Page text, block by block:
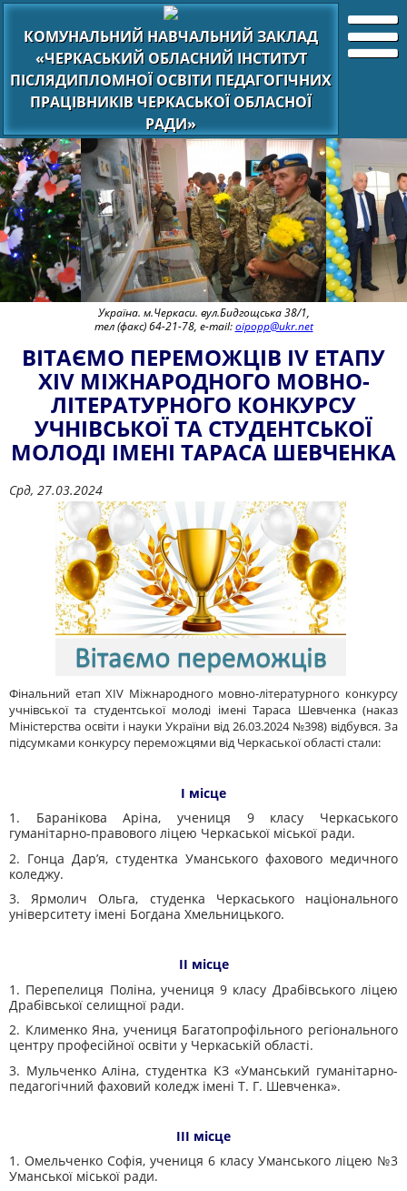
КОМУНАЛЬНИЙ НАВЧАЛЬНИЙ ЗАКЛАД
«ЧЕРКАСЬКИЙ ОБЛАСНИЙ ІНСТИТУТ
ПІСЛЯДИПЛОМНОЇ ОСВІТИ ПЕДАГОГІЧНИХ
ПРАЦІВНИКІВ ЧЕРКАСЬКОЇ ОБЛАСНОЇ
РАДИ»
Україна. м.Черкаси. вул.Бидгощська 38/1,
тел (факс) 64-21-78, e-mail:oipopp@ukr.net
ВІТАЄМО ПЕРЕМОЖЦІВ ІV ЕТАПУ
ХІV МІЖНАРОДНОГО МОВНО-
ЛІТЕРАТУРНОГО КОНКУРСУ
УЧНІВСЬКОЇ ТА СТУДЕНТСЬКОЇ
МОЛОДІ ІМЕНІ ТАРАСА ШЕВЧЕНКА
Срд, 27.03.2024
Фінальний етап ХІV Міжнародного мовно-літературного конкурсу
учнівської та студентської молоді імені Тараса Шевченка (наказ
Міністерства освіти і науки України від 26.03.2024 №398) відбувся. За
підсумками конкурсу переможцями від Черкаської області стали:
І місце
1. Баранікова Аріна, учениця 9 класу Черкаського
гуманітарно-правового ліцею Черкаської міської ради.
2. Гонца Дар’я, студентка Уманського фахового медичного
коледжу.
3. Ярмолич Ольга, студенка Черкаського національного
університету імені Богдана Хмельницького.
ІІ місце
1. Перепелиця Поліна, учениця 9 класу Драбівського ліцею
Драбівської селищної ради.
2. Клименко Яна, учениця Багатопрофільного регіонального
центру професійної освіти у Черкаській області.
3. Мульченко Аліна, студентка КЗ «Уманський гуманітарно-
педагогічний фаховий коледж імені Т. Г. Шевченка».
ІІІ місце
1. Омельченко Софія, учениця 6 класу Уманського ліцею №3
Уманської міської ради.